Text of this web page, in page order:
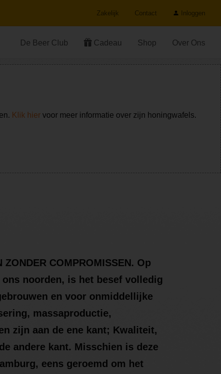
Zakelijk Contact Inloggen
De Beer Club Cadeau Shop Over Ons
COMPROMISSEN. Op
noorden, is het besef volledig
en voor onmiddellijke
massaproductie,
zijn aan de ene kant; Kwaliteit,
andere kant. Misschien is deze
eens geroemd om het
Klik hier voor meer informatie over zijn honingwafels.